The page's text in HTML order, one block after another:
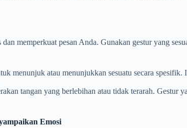
memperkuat pesan Anda. Gunakan gestur yang
menunjuk atau menunjukkan sesuatu secara spesifik.
tangan yang berlebihan atau tidak terarah. Gestur
Emosi